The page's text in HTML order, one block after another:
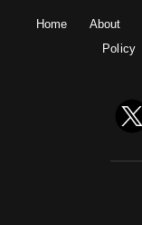
Home About
Policy